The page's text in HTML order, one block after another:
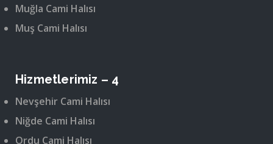
Muğla Cami Halısı
Muş Cami Halısı
Hizmetlerimiz – 4
Nevşehir Cami Halısı
Niğde Cami Halısı
Ordu Cami Halısı